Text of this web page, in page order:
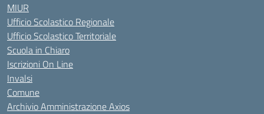
MIUR
Ufficio Scolastico Regionale
Ufficio Scolastico Territoriale
Scuola in Chiaro
Iscrizioni On Line
Invalsi
Comune
Archivio Amministrazione Axios